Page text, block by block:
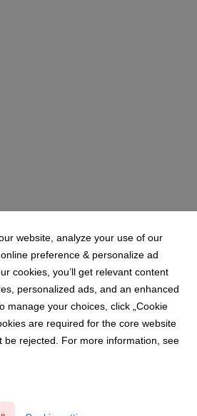
website, analyze your use of our
preference & personalize ad
cookies, you’ll get relevant content
personalized ads, and an enhanced
manage your choices, click „Cookie
are required for the core website
be rejected. For more information, see